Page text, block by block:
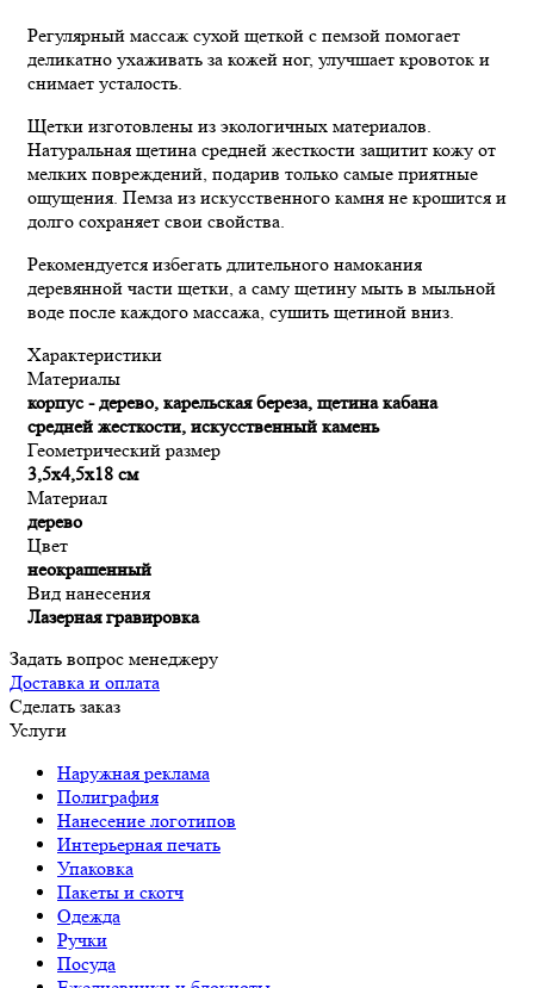
Регулярный массаж сухой щеткой с пемзой помогает
деликатно ухаживать за кожей ног, улучшает кровоток и
снимает усталость.
Щетки изготовлены из экологичных материалов.
Натуральная щетина средней жесткости защитит кожу от
мелких повреждений, подарив только самые приятные
ощущения. Пемза из искусственного камня не крошится и
долго сохраняет свои свойства.
Рекомендуется избегать длительного намокания
деревянной части щетки, а саму щетину мыть в мыльной
воде после каждого массажа, сушить щетиной вниз.
Характеристики
Материалы
корпус - дерево, карельская береза, щетина кабана
средней жесткости, искусственный камень
Геометрический размер
3,5х4,5х18 см
Материал
дерево
Цвет
неокрашенный
Вид нанесения
Лазерная гравировка
Задать вопрос менеджеру
Доставка и оплата
Сделать заказ
Услуги
Наружная реклама
Полиграфия
Нанесение логотипов
Интерьерная печать
Упаковка
Пакеты и скотч
Одежда
Ручки
Посуда